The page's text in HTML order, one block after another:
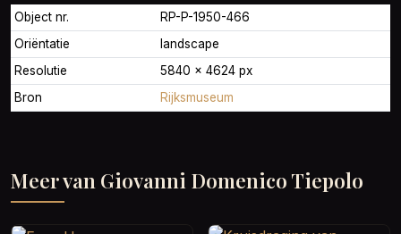
Object nr.
RP-P-1950-466
Oriëntatie
landscape
Resolutie
5840 × 4624 px
Bron
Rijksmuseum
Meer van Giovanni Domenico Tiepolo